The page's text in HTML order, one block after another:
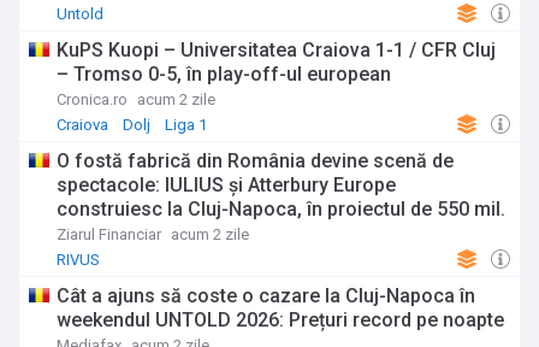
Untold
KuPS Kuopi – Universitatea Craiova 1-1 / CFR Cluj
– Tromso 0-5, în play-off-ul european
Cronica.ro
acum 2 zile
Craiova
Dolj Liga 1
O fostă fabrică din România devine scenă de
spectacole: IULIUS şi Atterbury Europe
construiesc la Cluj-Napoca, în proiectul de 550 mil.
euro RIVUS, primul centru de arte performative
dintr-un proiect imobiliar din ţară şi primul cinema
Ziarul Financiar acum 2 zile
RIVUS
Cât a ajuns să coste o cazare la Cluj-Napoca în
weekendul UNTOLD 2026: Prețuri record pe noapte